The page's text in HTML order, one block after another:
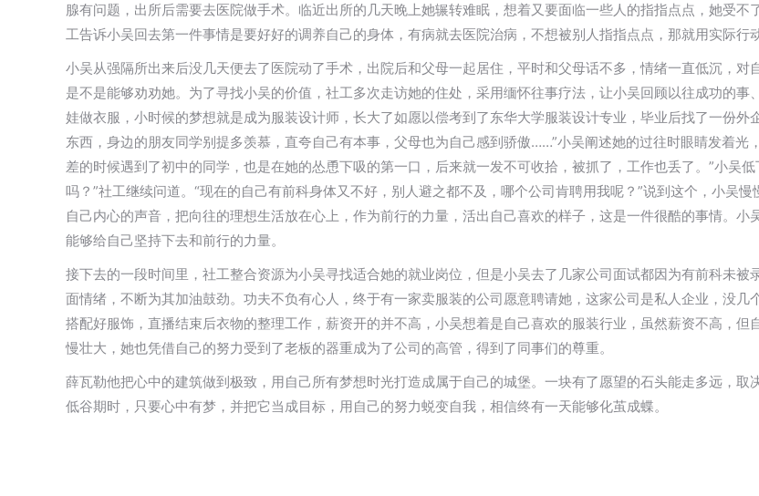
腺有问题，出所后需要去医院做手术。临近出所的几天晚上她辗转难眠，想着又要面临一些人的指指点点，她受
工告诉小吴回去第一件事情是要好好的调养自己的身体，有病就去医院治病，不想被别人指指点点，那就用实际行
小吴从强隔所出来后没几天便去了医院动了手术，出院后和父母一起居住，平时和父母话不多，情绪一直低沉，
是不是能够劝劝她。为了寻找小吴的价值，社工多次走访她的住处，采用缅怀往事疗法，让小吴回顾以往成功的
娃做衣服，小时候的梦想就是成为服装设计师，长大了如愿以偿考到了东华大学服装设计专业，毕业后找了一份
东西，身边的朋友同学别提多羡慕，直夸自己有本事，父母也为自己感到骄傲……”小吴阐述她的过往时眼睛发着光
差的时候遇到了初中的同学，也是在她的怂恿下吸的第一口，后来就一发不可收拾，被抓了，工作也丢了。”小吴
吗？”社工继续问道。“现在的自己有前科身体又不好，别人避之都不及，哪个公司肯聘用我呢？”说到这个，小吴
自己内心的声音，把向往的理想生活放在心上，作为前行的力量，活出自己喜欢的样子，这是一件很酷的事情。
能够给自己坚持下去和前行的力量。
接下去的一段时间里，社工整合资源为小吴寻找适合她的就业岗位，但是小吴去了几家公司面试都因为有前科未
面情绪，不断为其加油鼓劲。功夫不负有心人，终于有一家卖服装的公司愿意聘请她，这家公司是私人企业，没
搭配好服饰，直播结束后衣物的整理工作，薪资开的并不高，小吴想着是自己喜欢的服装行业，虽然薪资不高，
慢壮大，她也凭借自己的努力受到了老板的器重成为了公司的高管，得到了同事们的尊重。
薛瓦勒他把心中的建筑做到极致，用自己所有梦想时光打造成属于自己的城堡。一块有了愿望的石头能走多远，
低谷期时，只要心中有梦，并把它当成目标，用自己的努力蜕变自我，相信终有一天能够化茧成蝶。